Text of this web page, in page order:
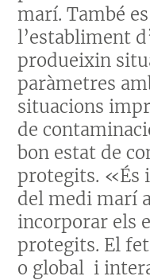
marí. També
l’establiment
produeixin
paràmetres
situacions
de
bon estat de
protegits. «És
del medi marí
incorporar els
protegits. El
o global i